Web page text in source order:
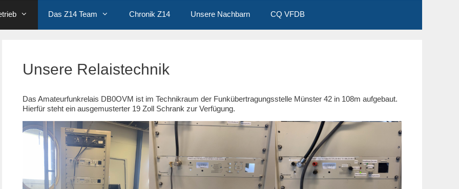
Das Z14 Team Chronik Z14 Unsere Nachbarn CQ VFDB
Unsere Relaistechnik
Das Amateurfunkrelais DB0OVM ist im Technikraum der Funkübertragungsstelle Münster 42 in 108m aufgebaut.
Hierfür steht ein ausgemusterter 19 Zoll Schrank zur Verfügung.